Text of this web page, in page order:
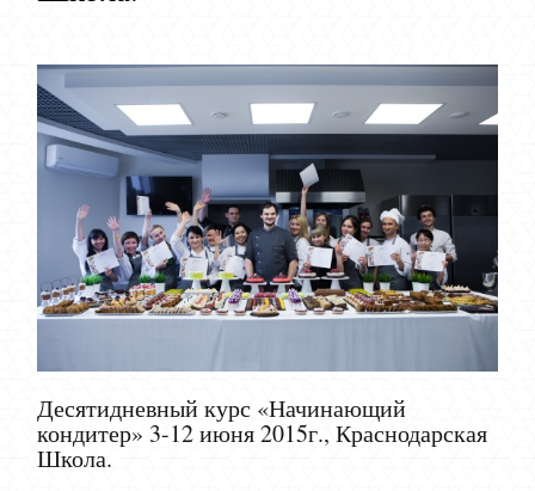
Десятидневный курс «Начинающий
кондитер» 3-12 июня 2015г., Краснодарская
Школа.